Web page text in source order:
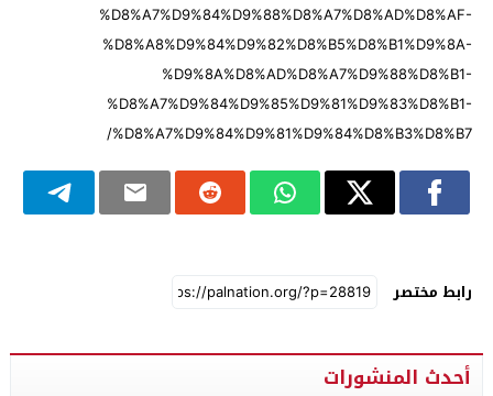
%D8%A7%D9%84%D9%88%D8%A7%D8%AD%D8%AF-
%D8%A8%D9%84%D9%82%D8%B5%D8%B1%D9%8A-
%D9%8A%D8%AD%D8%A7%D9%88%D8%B1-
%D8%A7%D9%84%D9%85%D9%81%D9%83%D8%B1-
%D8%A7%D9%84%D9%81%D9%84%D8%B3%D8%B7/
رابط مختصر
أحدث المنشورات